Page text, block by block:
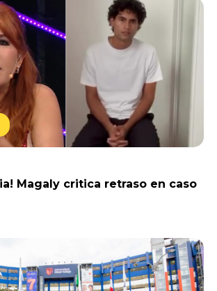
Magaly critica retraso en caso